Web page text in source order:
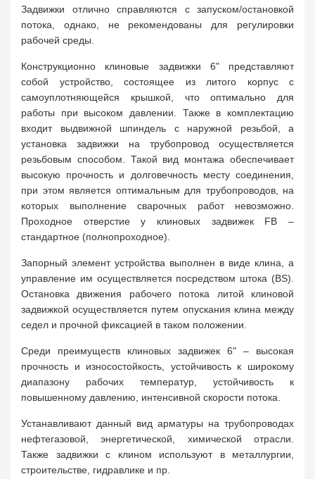
Задвижки отлично справляются с запуском/остановкой
потока, однако, не рекомендованы для регулировки
рабочей среды.
Конструкционно клиновые задвижки 6" представляют
собой устройство, состоящее из литого корпус с
самоуплотняющейся крышкой, что оптимально для
работы при высоком давлении. Также в комплектацию
входит выдвижной шпиндель с наружной резьбой, а
установка задвижки на трубопровод осуществляется
резьбовым способом. Такой вид монтажа обеспечивает
высокую прочность и долговечность месту соединения,
при этом является оптимальным для трубопроводов, на
которых выполнение сварочных работ невозможно.
Проходное отверстие у клиновых задвижек FB –
стандартное (полнопроходное).
Запорный элемент устройства выполнен в виде клина, а
управление им осуществляется посредством штока (BS).
Остановка движения рабочего потока литой клиновой
задвижкой осуществляется путем опускания клина между
седел и прочной фиксацией в таком положении.
Среди преимуществ клиновых задвижек 6" – высокая
прочность и износостойкость, устойчивость к широкому
диапазону рабочих температур, устойчивость к
повышенному давлению, интенсивной скорости потока.
Устанавливают данный вид арматуры на трубопроводах
нефтегазовой, энергетической, химической отрасли.
Также задвижки с клином используют в металлургии,
строительстве, гидравлике и пр.